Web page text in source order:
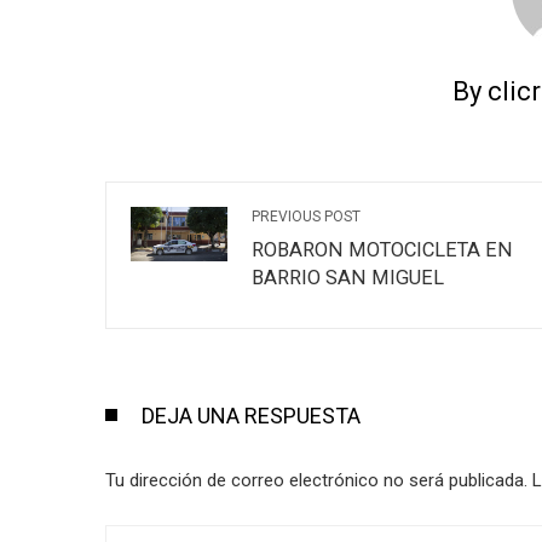
By
PREVIOUS POST
ROBARON MOTOCICLETA EN
BARRIO SAN MIGUEL
DEJA UNA RESPUESTA
Tu dirección de correo electrónico no será publicada.